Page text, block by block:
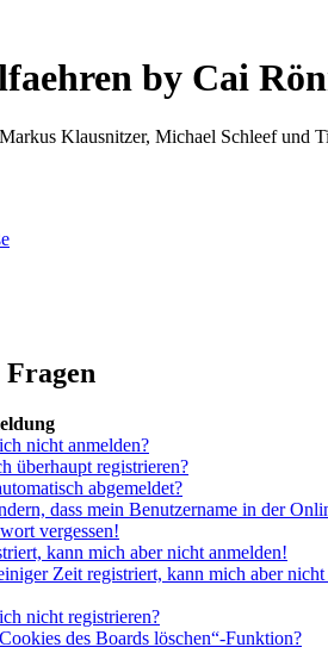
by Cai
Klausnitzer, Michael Schleef und
nicht anmelden?
überhaupt registrieren?
abgemeldet?
dass mein Benutzername in der
vergessen!
kann mich aber nicht anmelden!
Zeit registriert, kann mich aber nicht
nicht registrieren?
des Boards löschen“-Funktion?